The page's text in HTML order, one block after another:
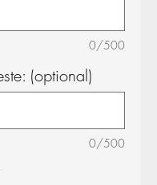
0/500
(optional)
0/500